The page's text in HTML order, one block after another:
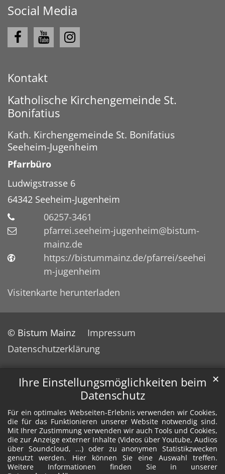
Ihre Einstellungsmöglichkeiten beim
Datenschutz
Für ein optimales Webseiten-Erlebnis verwenden wir Cookies,
die für das Funktionieren unserer Website notwendig sind.
Mit Ihrer Zustimmung verwenden wir auch Tools und Cookies,
die zur Anzeige externer Inhalte (Videos über Youtube, Audios
über Soundcloud, ...) oder zu anonymen Statistikzwecken
genutzt werden. Hier können Sie eine Auswahl treffen.
Weitere Informationen finden Sie in unserer
✕
Social Media
Kontakt
Katholische Kirchengemeinde St.
Bonifatius
Kath. Kirchengemeinde St. Bonifatius
Seeheim-Jugenheim
Pfarrbüro
Ludwigstrasse 6
64342 Seeheim-Jugenheim
06257-3461
pfarrei.seeheim-jugenheim@bistum-
mainz.de
https://bistummainz.de/pfarrei/seehei
m-jugenheim
Visitenkarte herunterladen
© Bistum Mainz
Impressum
Datenschutzerklärung